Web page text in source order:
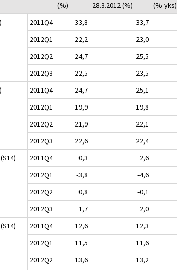
(%)
28.3.2012 (%)
(%-yks)
2011Q4 33,8 33,7
2012Q1
22,2 23,0
2012Q2
24,7 25,5
2012Q3
22,5 23,5
2011Q4 24,7 25,1
2012Q1
19,9 19,8
2012Q2
21,9 22,1
2012Q3
22,6 22,4
2011Q4 0,3 2,6
2012Q1
-3,8 -4,6
2012Q2
0,8 -0,1
2012Q3
1,7 2,0
2011Q4 12,6 12,3
2012Q1
11,5 11,6
2012Q2
13,6 13,2